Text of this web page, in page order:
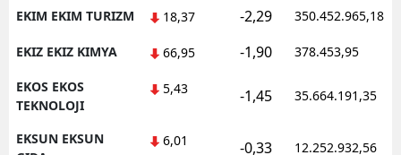
EKIM EKIM TURIZM 18,37 -2,29 350.452.965,18
EKIZ EKIZ KIMYA 66,95 -1,90 378.453,95
EKOS EKOS
TEKNOLOJI
5,43 -1,45 35.664.191,35
EKSUN EKSUN
6,01 -0,33 12.252.932,56